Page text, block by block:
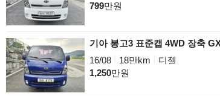
799만원
기아 봉고3 표준캡 4WD 장축
16/08
18만km
디젤
1,250만원